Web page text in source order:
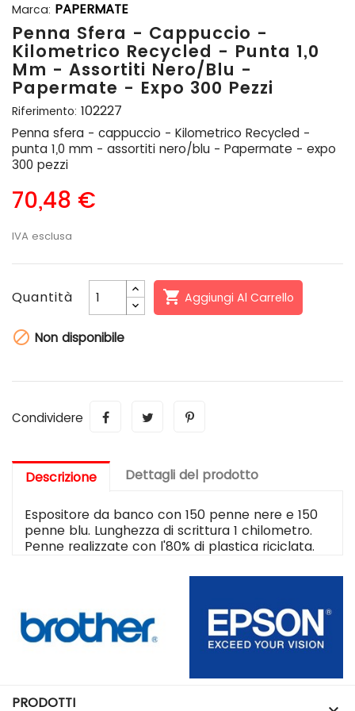
Marca: PAPERMATE
Penna Sfera - Cappuccio -
Kilometrico Recycled - Punta 1,0
Mm - Assortiti Nero/blu -
Papermate - Expo 300 Pezzi
Riferimento: 102227
Penna sfera - cappuccio - Kilometrico Recycled -
punta 1,0 mm - assortiti nero/blu - Papermate - expo
300 pezzi
70,48 €
IVA esclusa
Quantità  Aggiungi Al Carrello
 Non disponibile
Condividere
Descrizione Dettagli del prodotto
Espositore da banco con 150 penne nere e 150
penne blu. Lunghezza di scrittura 1 chilometro.
Penne realizzate con l'80% di plastica riciclata.
PRODOTTI